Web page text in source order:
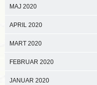
MAJ 2020
APRIL 2020
MART 2020
FEBRUAR 2020
JANUAR 2020